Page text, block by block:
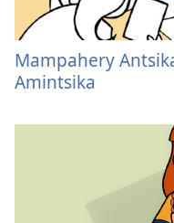
Mampahery
Amintsika